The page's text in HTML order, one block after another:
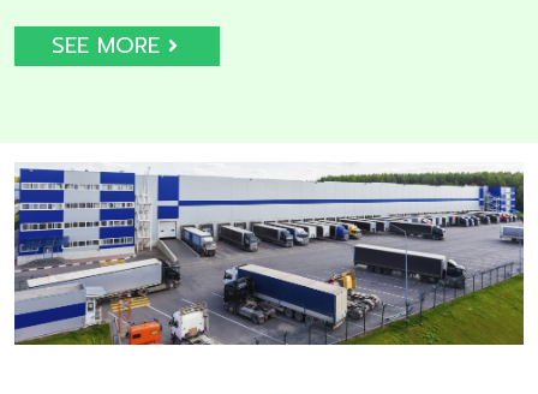
SEE MORE